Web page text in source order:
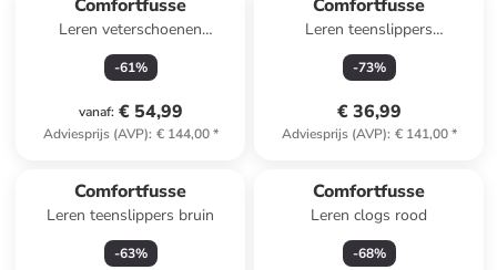
Comfortfusse
Leren veterschoenen
beige/grijs
-61%
vanaf: € 54,99
Adviesprijs (AVP): € 144,00*
Comfortfusse
Leren teenslippers
roségoudkleurig
-73%
€ 36,99
Adviesprijs (AVP): € 141,00*
Comfortfusse
Leren teenslippers bruin
-63%
Comfortfusse
Leren clogs rood
-68%